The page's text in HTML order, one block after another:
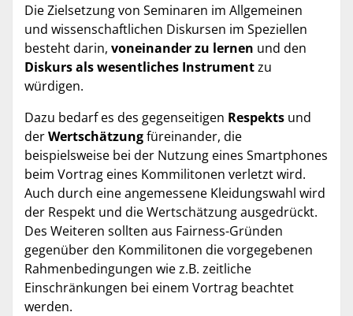
Die Zielsetzung von Seminaren im Allgemeinen
und wissenschaftlichen Diskursen im Speziellen
besteht darin, voneinander zu lernen und den
Diskurs als wesentliches Instrumentzu
würdigen.
Dazu bedarf es des gegenseitigen Respekts und
derWertschätzungfüreinander, die
beispielsweise bei der Nutzung eines Smartphones
beim Vortrag eines Kommilitonen verletzt wird.
Auch durch eine angemessene Kleidungswahl wird
der Respekt und die Wertschätzung ausgedrückt.
Des Weiteren sollten aus Fairness-Gründen
gegenüber den Kommilitonen die vorgegebenen
Rahmenbedingungen wie z.B. zeitliche
Einschränkungen bei einem Vortrag beachtet
werden.